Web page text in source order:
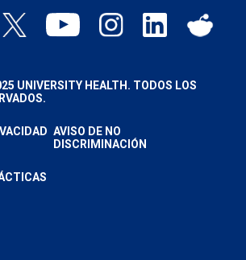
UNIVERSITY HEALTH. TODOS LOS
AVISO DE NO
DISCRIMINACIÓN